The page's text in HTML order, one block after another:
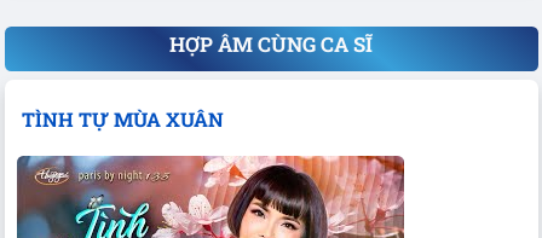
HỢP ÂM CÙNG CA SĨ
TÌNH TỰ MÙA XUÂN